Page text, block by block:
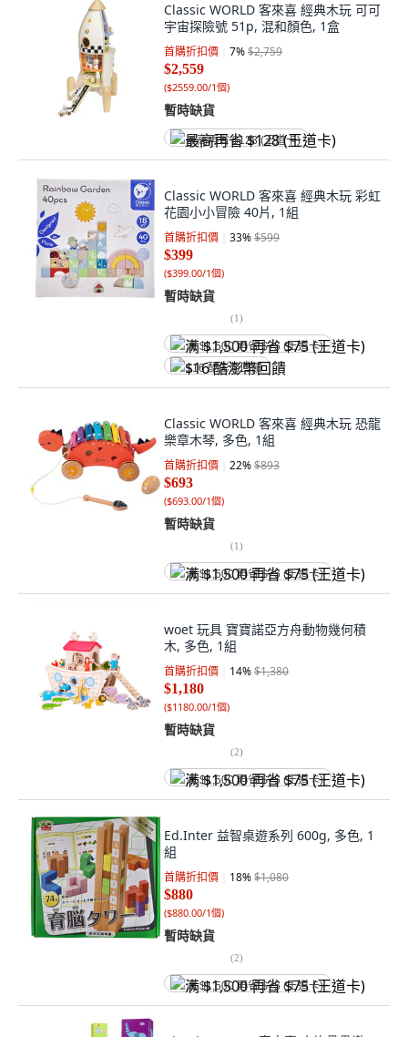
Classic WORLD 客來喜 經典木玩 可可
宇宙探險號 51p, 混和顏色, 1盒
首購折扣價 7%$2,759
$2,559
($2559.00/1個)
暫時缺貨
最高再省 $128 (王道卡)
Classic WORLD 客來喜 經典木玩 彩虹
花園小小冒險 40片, 1組
首購折扣價 33%$599
$399
($399.00/1個)
暫時缺貨
(1)
满 $1,500 再省 $75 (王道卡)
$16 酷澎幣回饋
Classic WORLD 客來喜 經典木玩 恐龍
樂章木琴, 多色, 1組
首購折扣價 22%$893
$693
($693.00/1個)
暫時缺貨
(1)
满 $1,500 再省 $75 (王道卡)
woet 玩具 寶寶諾亞方舟動物幾何積
木, 多色, 1組
首購折扣價 14%$1,380
$1,180
($1180.00/1個)
暫時缺貨
(2)
满 $1,500 再省 $75 (王道卡)
Ed.Inter 益智桌遊系列 600g, 多色, 1
組
首購折扣價 18%$1,080
$880
($880.00/1個)
暫時缺貨
(2)
满 $1,500 再省 $75 (王道卡)